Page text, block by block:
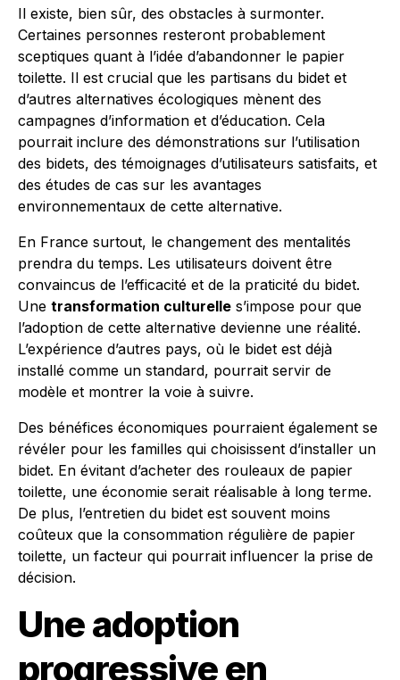
Il existe, bien sûr, des obstacles à surmonter.
Certaines personnes resteront probablement
sceptiques quant à l’idée d’abandonner le papier
toilette. Il est crucial que les partisans du bidet et
d’autres alternatives écologiques mènent des
campagnes d’information et d’éducation. Cela
pourrait inclure des démonstrations sur l’utilisation
des bidets, des témoignages d’utilisateurs satisfaits, et
des études de cas sur les avantages
environnementaux de cette alternative.
En France surtout, le changement des mentalités
prendra du temps. Les utilisateurs doivent être
convaincus de l’efficacité et de la praticité du bidet.
Une transformation culturelle s’impose pour que
l’adoption de cette alternative devienne une réalité.
L’expérience d’autres pays, où le bidet est déjà
installé comme un standard, pourrait servir de
modèle et montrer la voie à suivre.
Des bénéfices économiques pourraient également se
révéler pour les familles qui choisissent d’installer un
bidet. En évitant d’acheter des rouleaux de papier
toilette, une économie serait réalisable à long terme.
De plus, l’entretien du bidet est souvent moins
coûteux que la consommation régulière de papier
toilette, un facteur qui pourrait influencer la prise de
décision.
Une adoption
progressive en